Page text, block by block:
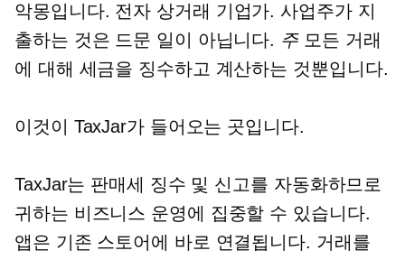
악몽입니다. 전자 상거래 기업가. 사업주가 지
출하는 것은 드문 일이 아닙니다. 주 모든 거래
에 대해 세금을 징수하고 계산하는 것뿐입니다.
이것이 TaxJar가 들어오는 곳입니다.
TaxJar는 판매세 징수 및 신고를 자동화하므로
귀하는 비즈니스 운영에 집중할 수 있습니다.
앱은 기존 스토어에 바로 연결됩니다. 거래를